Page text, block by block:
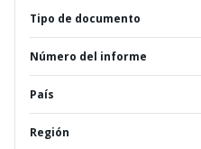
Tipo de documento
Número del informe
País
Región